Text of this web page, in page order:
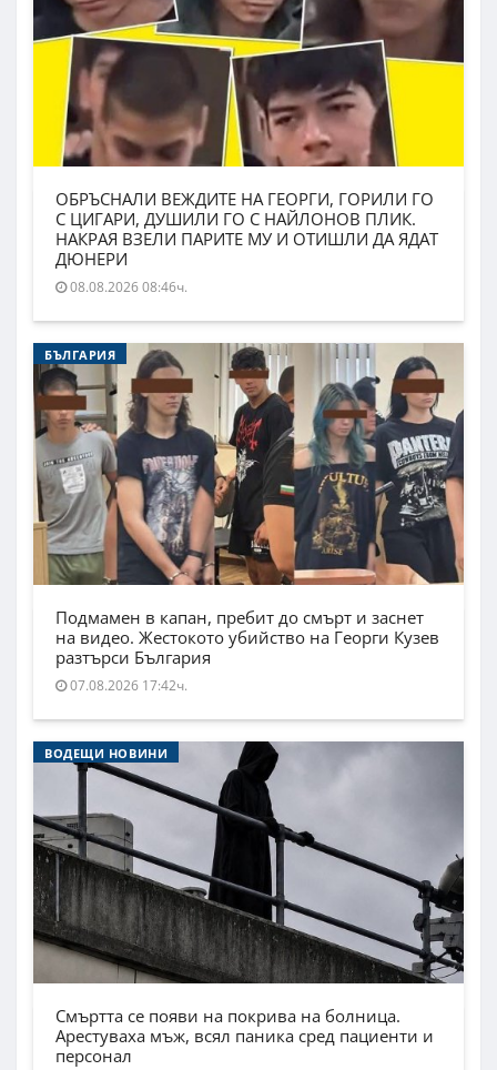
ОБРЪСНАЛИ ВЕЖДИТЕ НА ГЕОРГИ, ГОРИЛИ ГО
С ЦИГАРИ, ДУШИЛИ ГО С НАЙЛОНОВ ПЛИК.
НАКРАЯ ВЗЕЛИ ПАРИТЕ МУ И ОТИШЛИ ДА ЯДАТ
ДЮНЕРИ
08.08.2026 08:46ч.
БЪЛГАРИЯ
Подмамен в капан, пребит до смърт и заснет
на видео. Жестокото убийство на Георги Кузев
разтърси България
07.08.2026 17:42ч.
ВОДЕЩИ НОВИНИ
Смъртта се появи на покрива на болница.
Арестуваха мъж, всял паника сред пациенти и
персонал